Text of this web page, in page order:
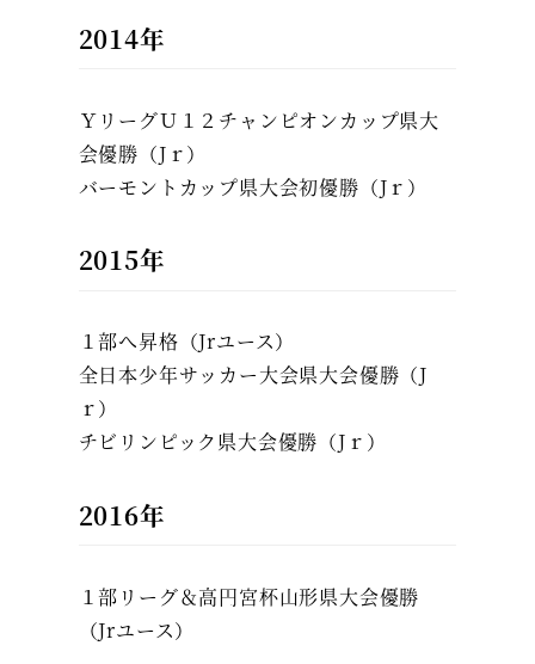
2014年
ＹリーグＵ１２チャンピオンカップ県大
会優勝（Jｒ）
バーモントカップ県大会初優勝（Jｒ）
2015年
１部へ昇格（Jrユース）
全日本少年サッカー大会県大会優勝（J
ｒ）
チビリンピック県大会優勝（Jｒ）
2016年
１部リーグ＆高円宮杯山形県大会優勝
（Jrユース）